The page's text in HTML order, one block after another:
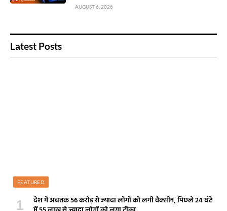
AUGUST 6, 2026
Latest Posts
FEATURED
देश में अबतक 56 करोड़ से ज्यादा लोगों को लगी वैक्सीन, पिछले 24 घंटे